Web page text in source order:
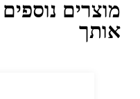
מוצרים נוספים
אותך